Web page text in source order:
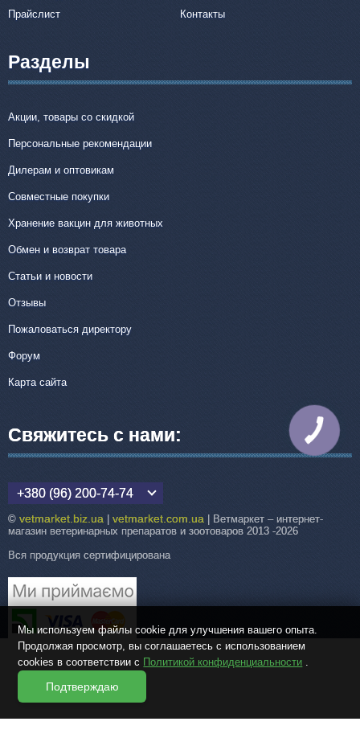
Прайслист
Контакты
Разделы
Акции, товары со скидкой
Персональные рекомендации
Дилерам и оптовикам
Совместные покупки
Хранение вакцин для животных
Обмен и возврат товара
Статьи и новости
Отзывы
Пожаловаться директору
Форум
Карта сайта
Свяжитесь с нами:
+380 (96) 200-74-74
© vetmarket.biz.ua | vetmarket.com.ua | Ветмаркет – интернет-
магазин ветеринарных препаратов и зоотоваров 2013 -2026
Вся продукция сертифицирована
Мы используем файлы cookie для улучшения вашего опыта.
Продолжая просмотр, вы соглашаетесь с использованием
cookies в соответствии с Политикой конфиденциальности .
Подтверждаю
КНОПКА
СВЯЗИ